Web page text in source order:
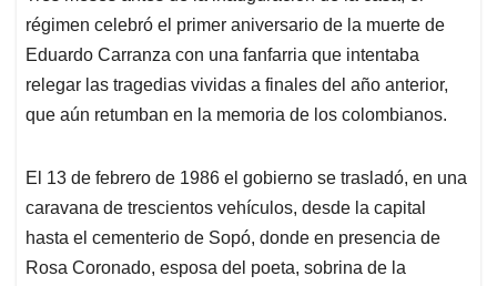
régimen celebró el primer aniversario de la muerte de
Eduardo Carranza con una fanfarria que intentaba
relegar las tragedias vividas a finales del año anterior,
que aún retumban en la memoria de los colombianos.
El 13 de febrero de 1986 el gobierno se trasladó, en una
caravana de trescientos vehículos, desde la capital
hasta el cementerio de Sopó, donde en presencia de
Rosa Coronado, esposa del poeta, sobrina de la